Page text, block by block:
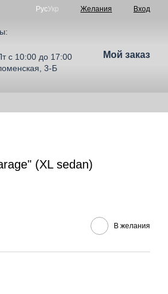
РусУкр Желания Вход
с 10:00 до 17:00
3-Б
Мой заказ
(XL sedan)
В желания